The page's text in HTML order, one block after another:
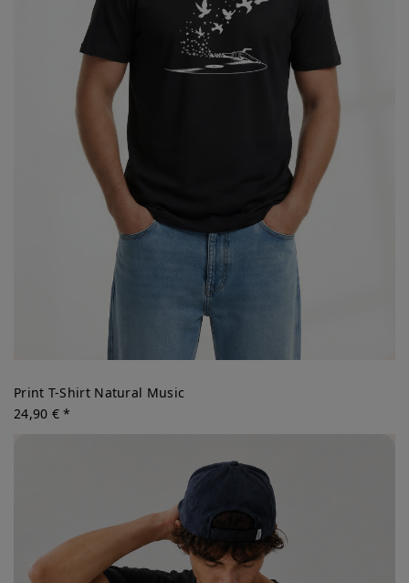
Print T-Shirt Natural Music
24,90 € *